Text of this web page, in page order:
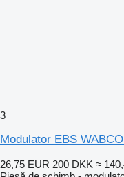
3
Modulator EBS
26,75 EUR 200 DKK ≈